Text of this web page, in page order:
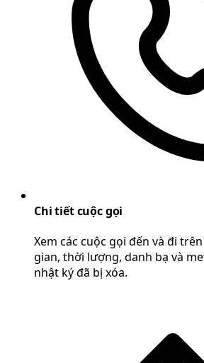
Chi tiết cuộc gọi
Xem các cuộc gọi đến và đi
gian, thời lượng, danh bạ và
nhật ký đã bị xóa.